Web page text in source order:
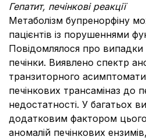
Гепатит, печінкові реакції
Метаболізм бупренорфіну
пацієнтів із порушеннями
Повідомлялося про
печінки. Виявлено спектр
транзиторного
печінкових трансаміназ до
недостатності. У багатьох
додатковим фактором цього
аномалій печінкових